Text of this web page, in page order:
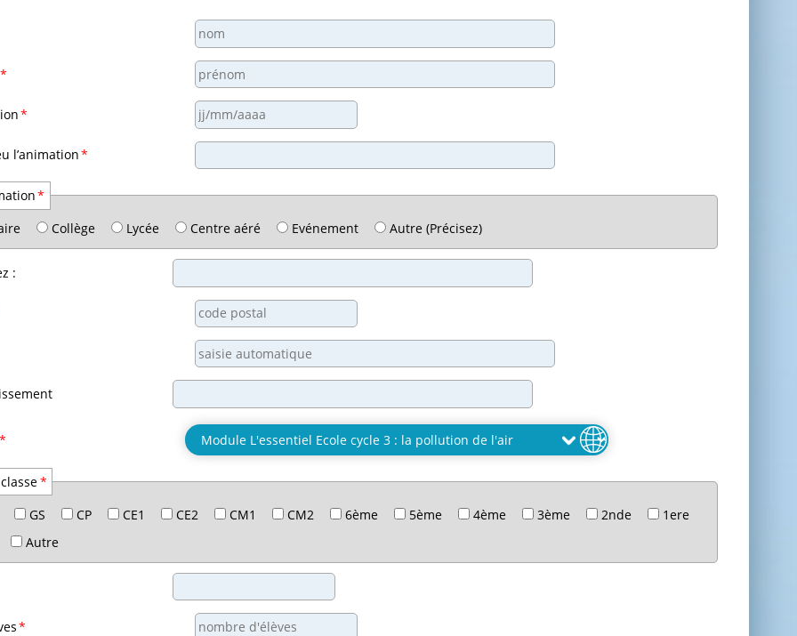
*
*
l’animation*
*
Collège Lycée Centre aéré Evénement Autre (Précisez)
:
*
*
GS CP CE1 CE2 CM1 CM2 6ème 5ème 4ème 3ème 2nde
1ere
Autre
*